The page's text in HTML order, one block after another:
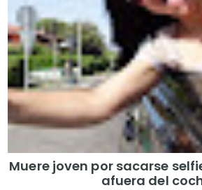
Muere joven por sacarse
afuera del